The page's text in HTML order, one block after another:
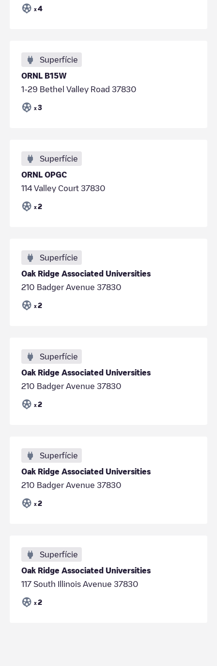
x 4
Superfície
ORNL B15W
1-29 Bethel Valley Road 37830
x 3
Superfície
ORNL OPGC
114 Valley Court 37830
x 2
Superfície
Oak Ridge Associated Universities
210 Badger Avenue 37830
x 2
Superfície
Oak Ridge Associated Universities
210 Badger Avenue 37830
x 2
Superfície
Oak Ridge Associated Universities
210 Badger Avenue 37830
x 2
Superfície
Oak Ridge Associated Universities
117 South Illinois Avenue 37830
x 2